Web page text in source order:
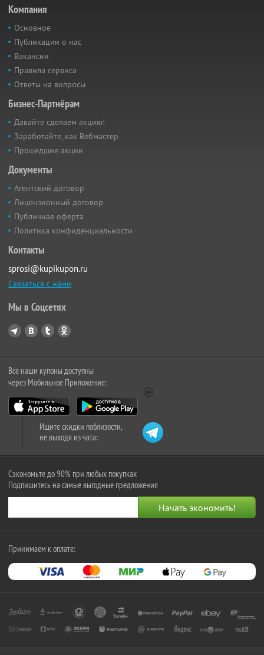
Компания
Основное
Публикации о нас
Вакансии
Правила сервиса
Ответы на вопросы
Бизнес-Партнёрам
Давайте сделаем акцию!
Заработайте, как Вебмастер
Прошедшие акции
Документы
Агентский договор
Лицензионный договор
Публичная оферта
Политика конфиденциальности
Контакты
sprosi@kupikupon.ru
Связаться с нами
Мы в Соцсетях
Все наши купоны доступны
через Мобильное Приложение:
Ищите скидки поблизости,
не выходя из чата:
Сэкономьте до 90% при любых покупках
Подпишитесь на самые выгодные предложения
Принимаем к оплате: